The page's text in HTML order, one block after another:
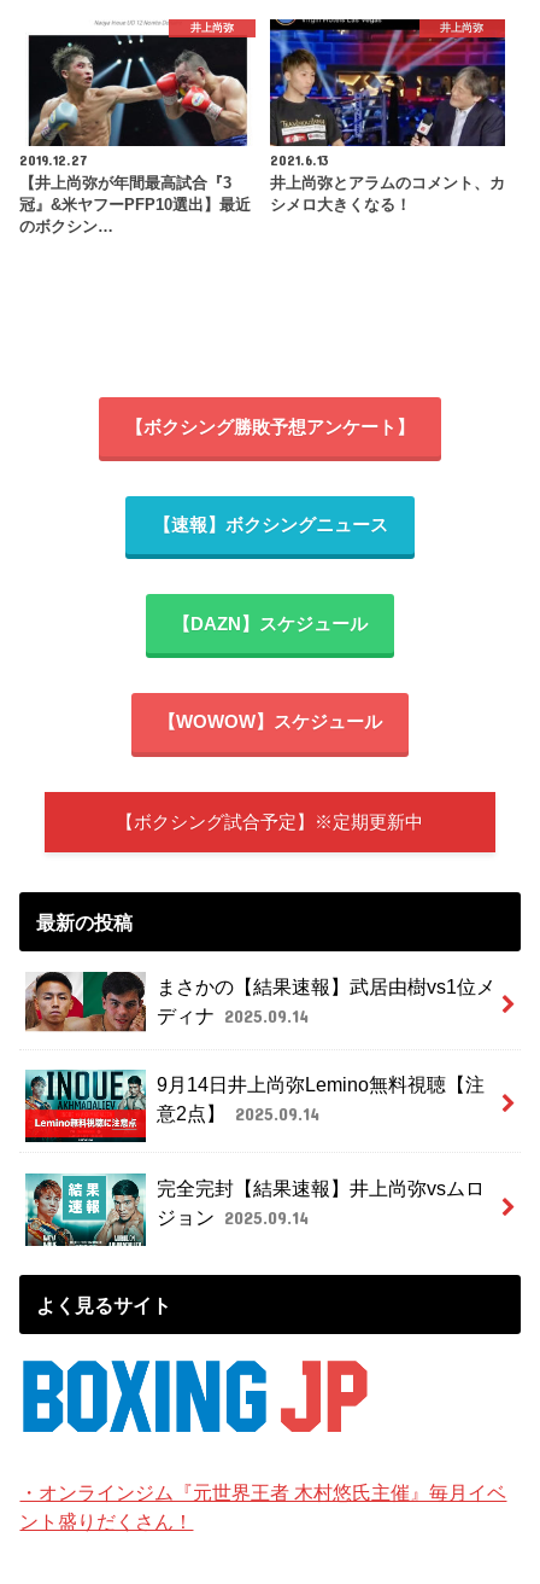
井上尚弥
2019.12.27
【井上尚弥が年間最高試合『3
冠』&米ヤフーPFP10選出】最近
のボクシン…
井上尚弥
2021.6.13
井上尚弥とアラムのコメント、カ
シメロ大きくなる！
【ボクシング勝敗予想アンケート】
【速報】ボクシングニュース
【DAZN】スケジュール
【WOWOW】スケジュール
【ボクシング試合予定】※定期更新中
最新の投稿
まさかの【結果速報】武居由樹vs1位メ
ディナ 2025.09.14
9月14日井上尚弥Lemino無料視聴【注
意2点】
2025.09.14
完全完封【結果速報】井上尚弥vsムロ
ジョン 2025.09.14
よく見るサイト
・オンラインジム『元世界王者 木村悠氏主催』毎月イベ
ント盛りだくさん！